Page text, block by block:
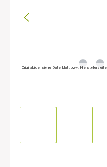
Originalbilder siehe Datenblatt bzw. Herstellerseite